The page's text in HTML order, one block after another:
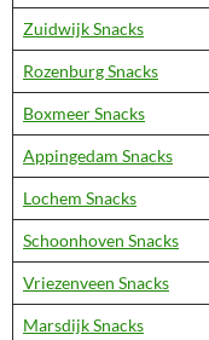
Zuidwijk Snacks
Rozenburg Snacks
Boxmeer Snacks
Appingedam Snacks
Lochem Snacks
Schoonhoven Snacks
Vriezenveen Snacks
Marsdijk Snacks